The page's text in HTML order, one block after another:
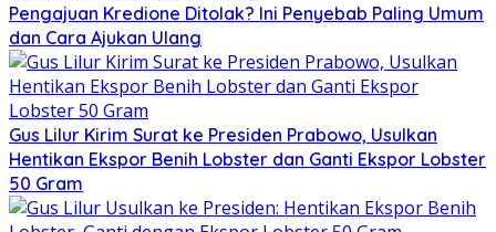
Pengajuan Kredione Ditolak? Ini Penyebab Paling Umum
dan Cara Ajukan Ulang
Gus Lilur Kirim Surat ke Presiden Prabowo, Usulkan
Hentikan Ekspor Benih Lobster dan Ganti Ekspor Lobster
50 Gram